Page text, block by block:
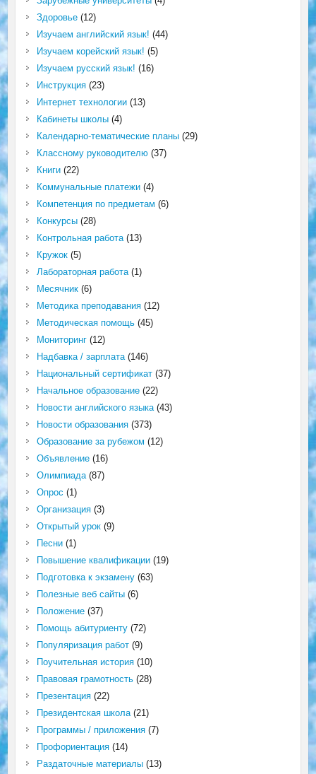
Здоровье(12)
Изучаем английский язык! (44)
Изучаем корейский язык! (5)
Изучаем русский язык! (16)
Инструкция(23)
Интернет технологии(13)
Кабинеты школы(4)
Календарно-тематические планы(29)
Классному руководителю(37)
Книги(22)
Коммунальные платежи(4)
Компетенция по предметам (6)
Конкурсы(28)
Контрольная работа(13)
Кружок(5)
Лабораторная работа(1)
Месячник(6)
Методика преподавания(12)
Методическая помощь(45)
Мониторинг(12)
Надбавка / зарплата(146)
Национальный сертификат(37)
Начальное образование(22)
Новости английского языка(43)
Новости образования(373)
Образование за рубежом (12)
Объявление(16)
Олимпиада(87)
Опрос (1)
Организация(3)
Открытый урок(9)
Песни(1)
Повышение квалификации(19)
Подготовка к экзамену(63)
Полезные веб сайты(6)
Положение(37)
Помощь абитуриенту(72)
Популяризация работ(9)
Поучительная история(10)
Правовая грамотность(28)
Презентация(22)
Президентская школа(21)
Программы / приложения(7)
Профориентация(14)
Раздаточные материалы(13)